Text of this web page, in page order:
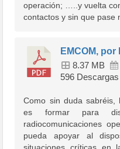
operación; …..y vuelta
contactos y sin que pase
EMCOM, por
8.37 MB
596 Descargas
Como sin duda sabréis,
es formar para
radiocomunicaciones
pueda apoyar al